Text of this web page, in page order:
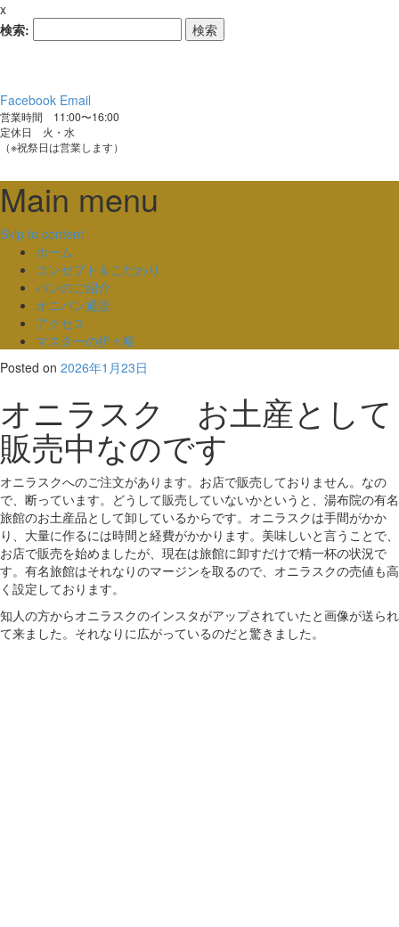
x
検索:
Facebook Email
営業時間 11:00〜16:00
定休日 火・水
（※祝祭日は営業します）
Main menu
Skip to content
ホーム
コンセプト＆こだわり
パンのご紹介
オニパン通販
アクセス
マスターの折々帳
Posted on 2026年1月23日
オニラスク お土産として
販売中なのです
オニラスクへのご注文があります。お店で販売しておりません。なの
で、断っています。どうして販売していないかというと、湯布院の有名
旅館のお土産品として卸しているからです。オニラスクは手間がかか
り、大量に作るには時間と経費がかかります。美味しいと言うことで、
お店で販売を始めましたが、現在は旅館に卸すだけで精一杯の状況で
す。有名旅館はそれなりのマージンを取るので、オニラスクの売値も高
く設定しております。
知人の方からオニラスクのインスタがアップされていたと画像が送られ
て来ました。それなりに広がっているのだと驚きました。